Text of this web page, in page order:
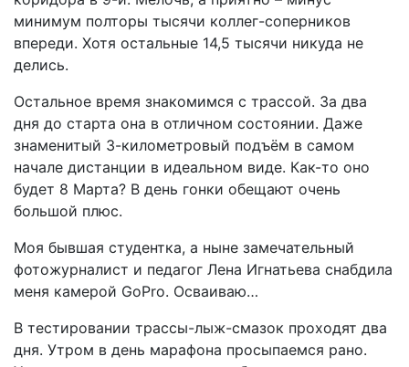
минимум полторы тысячи коллег-соперников
впереди. Хотя остальные 14,5 тысячи никуда не
делись.
Остальное время знакомимся с трассой. За два
дня до старта она в отличном состоянии. Даже
знаменитый 3-километровый подъём в самом
начале дистанции в идеальном виде. Как-то оно
будет 8 Марта? В день гонки обещают очень
большой плюс.
Моя бывшая студентка, а ныне замечательный
фотожурналист и педагог Лена Игнатьева снабдила
меня камерой GoPro. Осваиваю…
В тестировании трассы-лыж-смазок проходят два
дня. Утром в день марафона просыпаемся рано.